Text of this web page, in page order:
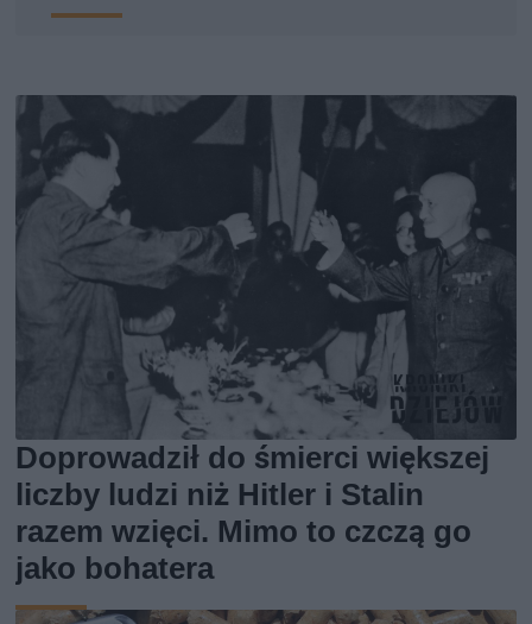
Doprowadził do śmierci większej
liczby ludzi niż Hitler i Stalin
razem wzięci. Mimo to czczą go
jako bohatera